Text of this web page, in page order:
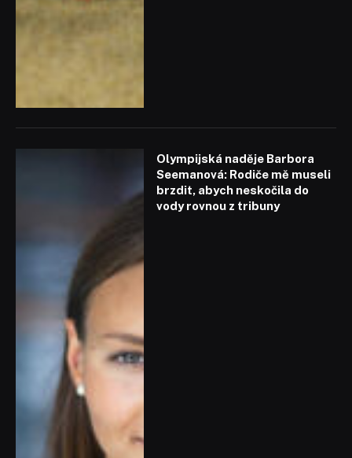
Olympijská naděje Barbora
Seemanová: Rodiče mě museli
brzdit, abych neskočila do
vody rovnou z tribuny